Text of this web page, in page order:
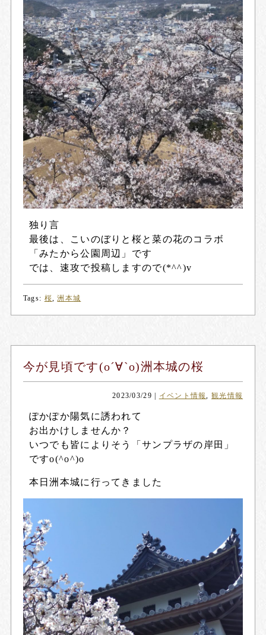
独り言
最後は、こいのぼりと桜と菜の花のコラボ
「みたから公園周辺」です
では、速攻で投稿しますので(*^^)v
Tags: 桜 ,洲本城
今が見頃です(о´∀`о)洲本城の桜
2023/03/29 | イベント情報 観光情報
ぽかぽか陽気に誘われて
お出かけしませんか？
いつでも皆によりそう「サンプラザの岸田」
ですo(^o^)o
本日洲本城に行ってきました